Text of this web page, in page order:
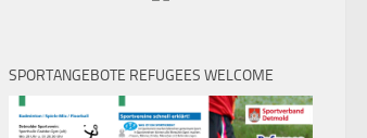
SPORTANGEBOTE REFUGEES WELCOME